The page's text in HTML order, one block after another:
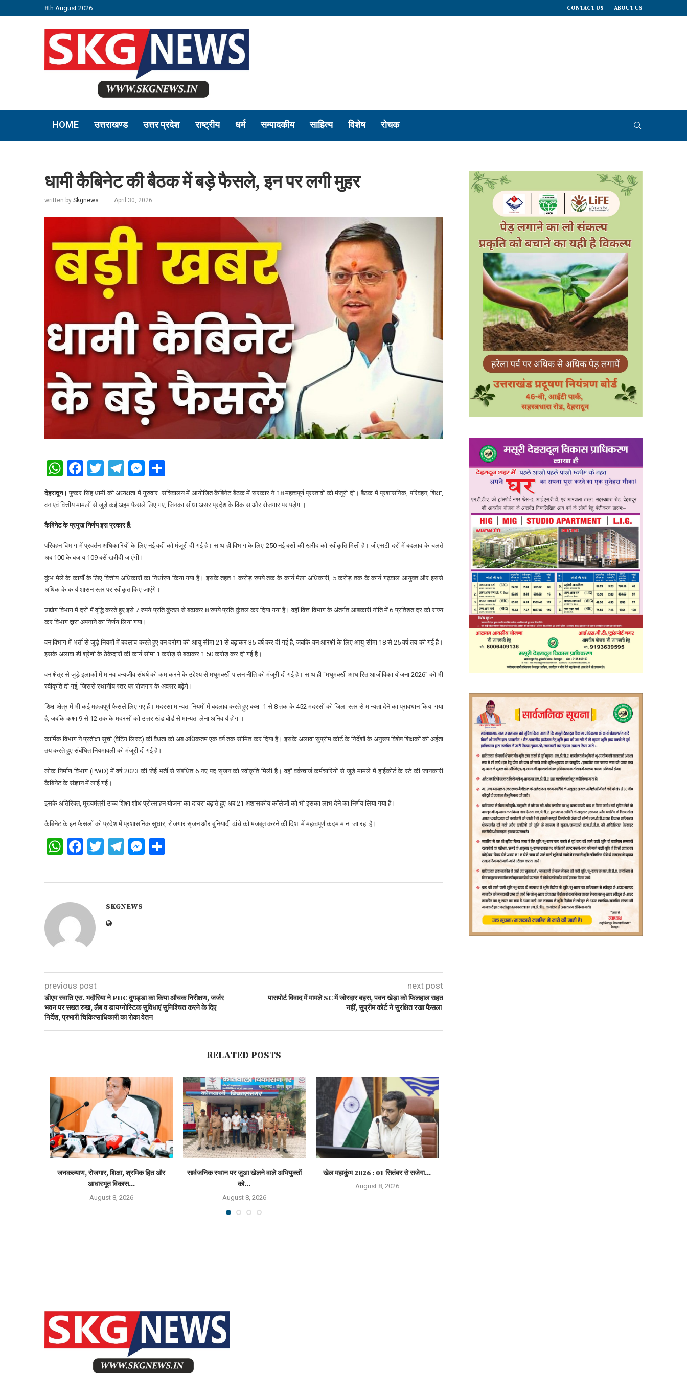
8th August 2026 CONTACT US ABOUT US
HOME उत्तराखण्ड उत्तर प्रदेश राष्ट्रीय धर्म सम्पादकीय साहित्य विशेष रोचक
धामी कैबिनेट की बैठक में बड़े फैसले, इन पर लगी मुहर
written by Skgnews April 30, 2026
WhatsApp
Facebook
Twitter
Telegram
Messenger
देहरादून। पुष्कर सिंह धामी की अध्यक्षता में गुरुवार सचिवालय में आयोजित कैबिनेट बैठक में सरकार ने 18 महत्वपूर्ण प्रस्तावों को मंजूरी दी। बैठक में प्रशासनिक, परिवहन, शिक्षा,
वन एवं वित्तीय मामलों से जुड़े कई अहम फैसले लिए गए, जिनका सीधा असर प्रदेश के विकास और रोजगार पर पड़ेगा।
कैबिनेट के प्रमुख निर्णय इस प्रकार हैं:
परिवहन विभाग में प्रवर्तन अधिकारियों के लिए नई वर्दी को मंजूरी दी गई है। साथ ही विभाग के लिए 250 नई बसों की खरीद को स्वीकृति मिली है। जीएसटी दरों में बदलाव के चलते
अब 100 के बजाय 109 बसें खरीदी जाएंगी।
कुंभ मेले के कार्यों के लिए वित्तीय अधिकारों का निर्धारण किया गया है। इसके तहत 1 करोड़ रुपये तक के कार्य मेला अधिकारी, 5 करोड़ तक के कार्य गढ़वाल आयुक्त और इससे
अधिक के कार्य शासन स्तर पर स्वीकृत किए जाएंगे।
उद्योग विभाग में दरों में वृद्धि करते हुए इसे 7 रुपये प्रति कुंतल से बढ़ाकर 8 रुपये प्रति कुंतल कर दिया गया है। वहीं वित्त विभाग के अंतर्गत आबकारी नीति में 6 प्रतिशत दर को राज्य
कर विभाग द्वारा अपनाने का निर्णय लिया गया।
वन विभाग में भर्ती से जुड़े नियमों में बदलाव करते हुए वन दरोगा की आयु सीमा 21 से बढ़ाकर 35 वर्ष कर दी गई है, जबकि वन आरक्षी के लिए आयु सीमा 18 से 25 वर्ष तय की गई है।
इसके अलावा डी श्रेणी के ठेकेदारों की कार्य सीमा 1 करोड़ से बढ़ाकर 1.50 करोड़ कर दी गई है।
वन क्षेत्र से जुड़े इलाकों में मानव-वन्यजीव संघर्ष को कम करने के उद्देश्य से मधुमक्खी पालन नीति को मंजूरी दी गई है। साथ ही “मधुमक्खी आधारित आजीविका योजना 2026” को भी
स्वीकृति दी गई, जिससे स्थानीय स्तर पर रोजगार के अवसर बढ़ेंगे।
शिक्षा क्षेत्र में भी कई महत्वपूर्ण फैसले लिए गए हैं। मदरसा मान्यता नियमों में बदलाव करते हुए कक्षा 1 से 8 तक के 452 मदरसों को जिला स्तर से मान्यता देने का प्रावधान किया गया
है, जबकि कक्षा 9 से 12 तक के मदरसों को उत्तराखंड बोर्ड से मान्यता लेना अनिवार्य होगा।
कार्मिक विभाग ने प्रतीक्षा सूची (वेटिंग लिस्ट) की वैधता को अब अधिकतम एक वर्ष तक सीमित कर दिया है। इसके अलावा सुप्रीम कोर्ट के निर्देशों के अनुरूप विशेष शिक्षकों की अर्हता
तय करते हुए संबंधित नियमावली को मंजूरी दी गई है।
लोक निर्माण विभाग (PWD) में वर्ष 2023 की जेई भर्ती से संबंधित 6 नए पद सृजन को स्वीकृति मिली है। वहीं वर्कचार्ज कर्मचारियों से जुड़े मामले में हाईकोर्ट के स्टे की जानकारी
कैबिनेट के संज्ञान में लाई गई।
इसके अतिरिक्त, मुख्यमंत्री उच्च शिक्षा शोध प्रोत्साहन योजना का दायरा बढ़ाते हुए अब 21 अशासकीय कॉलेजों को भी इसका लाभ देने का निर्णय लिया गया है।
कैबिनेट के इन फैसलों को प्रदेश में प्रशासनिक सुधार, रोजगार सृजन और बुनियादी ढांचे को मजबूत करने की दिशा में महत्वपूर्ण कदम माना जा रहा है।
WhatsApp
Facebook
Twitter
Telegram
Messenger
SKGNEWS
previous post
डीएम स्वाति एस. भदौरिया ने PHC दुगड्डा का किया औचक निरीक्षण, जर्जर
भवन पर सख्त रुख, लैब व डायग्नोस्टिक सुविधाएं सुनिश्चित करने के दिए
निर्देश, प्रभारी चिकित्साधिकारी का रोका वेतन
next post
पासपोर्ट विवाद में मामले SC में जोरदार बहस, पवन खेड़ा को फिलहाल राहत
नहीं, सुप्रीम कोर्ट ने सुरक्षित रखा फैसला
RELATED POSTS
जनकल्याण, रोजगार, शिक्षा, श्रमिक हित और
आधारभूत विकास...
August 8, 2026
सार्वजनिक स्थान पर जुआ खेलने वाले अभियुक्तों
को...
August 8, 2026
खेल महाकुंभ 2026 : 01 सितंबर से सजेगा...
August 8, 2026